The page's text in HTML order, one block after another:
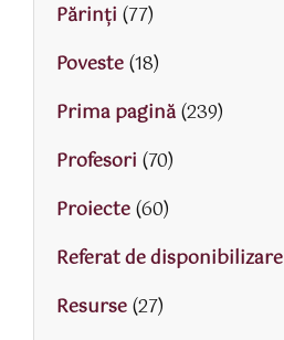
Părinţi (77)
Poveste(18)
Prima pagină(239)
Profesori (70)
Proiecte(60)
Referat de disponibilizare
Resurse(27)